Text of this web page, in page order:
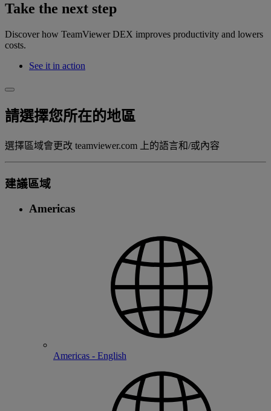
Take the next step
Discover how TeamViewer DEX improves productivity and lowers
costs.
See it in action
請選擇您所在的地區
選擇區域會更改 teamviewer.com 上的語言和/或內容
建議區域
Americas
Americas - English